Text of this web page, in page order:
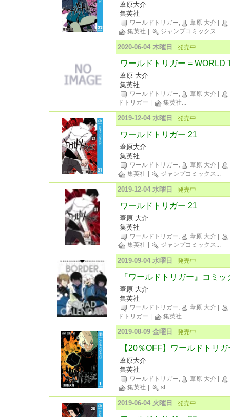
葦原大介
集英社
ワールドトリガー, 葦原 大介
集英社
ジャンプコミックス...
2020-06-04 木曜日 発売中
ワールドトリガー = WORLD
葦原 大介
集英社
ワールドトリガー, 葦原 大介
ドトリガー
集英社...
2019-12-04 水曜日 発売中
ワールドトリガー 21
葦原大介
集英社
ワールドトリガー, 葦原 大介
集英社
ジャンプコミックス...
2019-12-04 水曜日 発売中
ワールドトリガー 21
葦原 大介
集英社
ワールドトリガー, 葦原 大介
集英社
ジャンプコミックス...
2019-09-04 水曜日 発売中
『ワールドトリガー』コミ
葦原 大介
集英社
ワールドトリガー, 葦原 大介
ドトリガー
集英社...
2019-08-09 金曜日 発売中
【20％OFF】ワールドトリ
葦原大介
集英社
ワールドトリガー, 葦原 大介
集英社
sf...
2019-06-04 火曜日 発売中